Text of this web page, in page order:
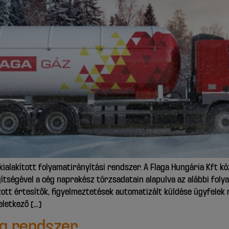
folyamatirányítási rendszer. A Flaga Hungária Kft
a cég naprakész törzsadatain alapulva az alábbi
értesítők, figyelmeztetések automatizált küldése ügyfelek
[…]